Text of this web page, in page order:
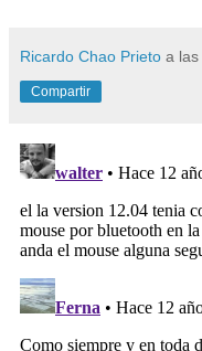
Ricardo Chao Prieto a las
Compartir